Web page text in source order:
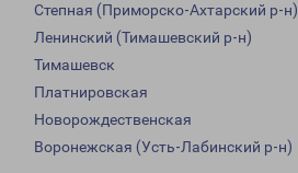
Степная (Приморско-Ахтарский р-н)
Ленинский (Тимашевский р-н)
Тимашевск
Платнировская
Новорождественская
Воронежская (Усть-Лабинский р-н)